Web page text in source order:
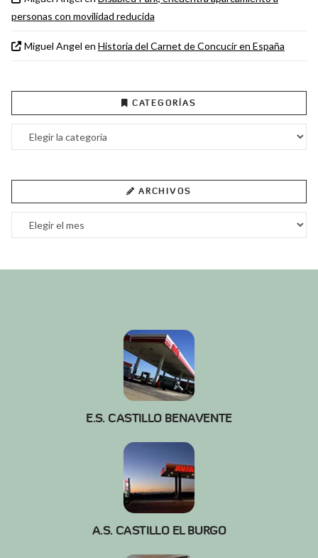
personas con movilidad reducida
Miguel Angel en Historia del Carnet de Concucir en España
CATEGORÍAS
Categorías
ARCHIVOS
Archivos
E.S. CASTILLO BENAVENTE
A.S. CASTILLO EL BURGO